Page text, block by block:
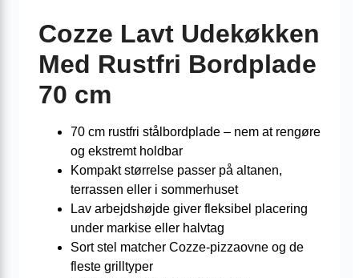
Cozze Lavt Udekøkken
Med Rustfri Bordplade
70 cm
70 cm rustfri stålbordplade – nem at rengøre
og ekstremt holdbar
Kompakt størrelse passer på altanen,
terrassen eller i sommerhuset
Lav arbejdshøjde giver fleksibel placering
under markise eller halvtag
Sort stel matcher Cozze-pizzaovne og de
fleste grilltyper